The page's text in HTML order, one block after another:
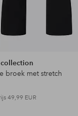
collection
broek met stretch
49,99 EUR